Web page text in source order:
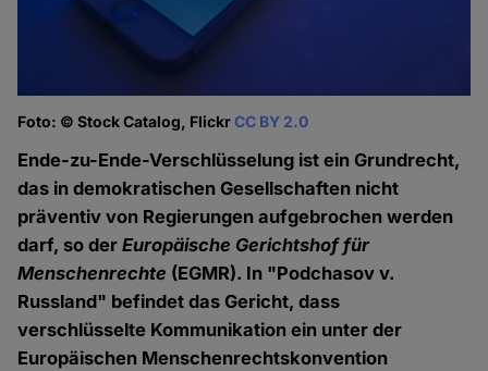
Foto: © Stock Catalog, FlickrCC BY 2.0
Ende-zu-Ende-Verschlüsselung ist ein Grundrecht,
das in demokratischen Gesellschaften nicht
präventiv von Regierungen aufgebrochen werden
darf, so derEuropäische Gerichtshof für
Menschenrechte (EGMR). In "Podchasov v.
Russland" befindet das Gericht, dass
verschlüsselte Kommunikation ein unter der
Europäischen Menschenrechtskonvention